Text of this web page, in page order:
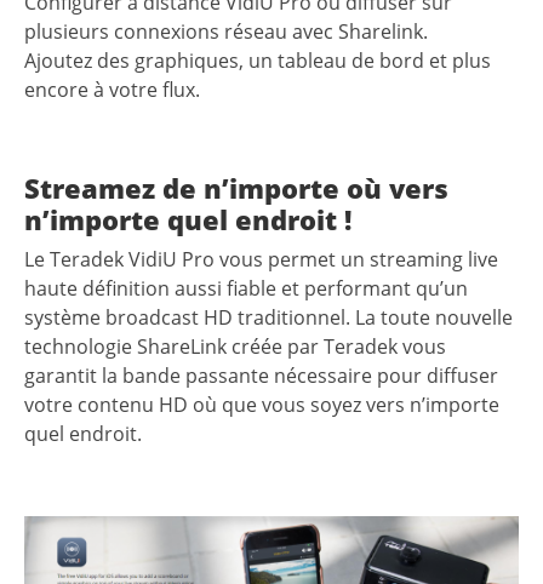
plusieurs connexions réseau avec Sharelink.
Ajoutez des graphiques, un tableau de bord et plus
encore à votre flux.
Streamez de n’importe où vers
n’importe quel endroit !
Le Teradek VidiU Pro vous permet un streaming live
haute définition aussi fiable et performant qu’un
système broadcast HD traditionnel. La toute nouvelle
technologie ShareLink créée par Teradek vous
garantit la bande passante nécessaire pour diffuser
votre contenu HD où que vous soyez vers n’importe
quel endroit.